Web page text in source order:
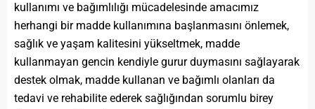
kullanımı ve bağımlılığı mücadelesinde amacımız
herhangi bir madde kullanımına başlanmasını önlemek,
sağlık ve yaşam kalitesini yükseltmek, madde
kullanmayan gencin kendiyle gurur duymasını sağlayarak
destek olmak, madde kullanan ve bağımlı olanları da
tedavi ve rehabilite ederek sağlığından sorumlu birey